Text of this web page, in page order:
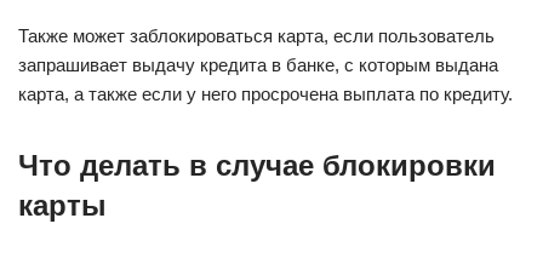
Также может заблокироваться карта, если пользователь
запрашивает выдачу кредита в банке, с которым выдана
карта, а также если у него просрочена выплата по кредиту.
Что делать в случае блокировки
карты